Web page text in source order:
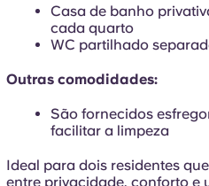
Casa de banho
cada quarto
WC partilhado
Outras comodidades:
São fornecidos
facilitar a limpeza
Ideal para dois residentes
entre privacidade, conforto e